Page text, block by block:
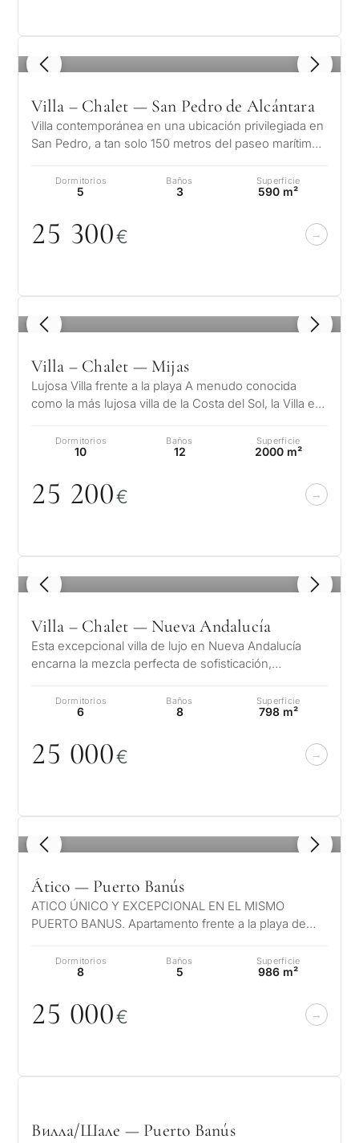
1 / 8
Villa – Chalet — San Pedro de Alcántara
Villa contemporánea en una ubicación privilegiada en
San Pedro, a tan solo 150 metros del paseo marítimo
Dormitorios
5
Baños
3
Superficie
590 m²
25 300€
1 / 8
Villa – Chalet — Mijas
Lujosa Villa frente a la playa A menudo conocida
como la más lujosa villa de la Costa del Sol, la Villa es
Dormitorios
10
Baños
12
Superficie
2000 m²
25 200€
1 / 8
Villa – Chalet — Nueva Andalucía
Esta excepcional villa de lujo en Nueva Andalucía
encarna la mezcla perfecta de sofisticación,
Dormitorios
6
Baños
8
Superficie
798 m²
25 000€
1 / 8
Ático — Puerto Banús
ATICO ÚNICO Y EXCEPCIONAL EN EL MISMO
PUERTO BANUS. Apartamento frente a la playa de
Dormitorios
8
Baños
5
Superficie
986 m²
25 000€
Вилла/Шале — Puerto Banús
propiedades
en Marbella
Responda a unas
preguntas y
seleccionaremos
según su presupuesto,
legales.
Sin compromiso •
Confidencial • A su medida
de
←
Consulta
Deja tu solicitud: te
30 minutos
Sin spam ni
Sólo 1 respuesta
experta